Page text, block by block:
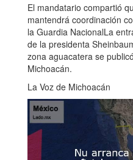
El mandatario compartió
mantendrá coordinación
la Guardia NacionalLa
de la presidenta
zona aguacatera se
Michoacán.
La Voz de Michoacán